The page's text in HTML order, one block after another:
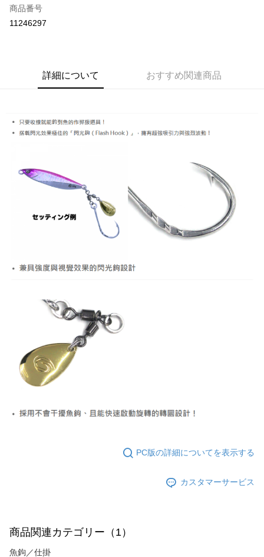
コンビニ店頭代金引換
配送方法
付款後全家取貨
配送毎にNT$60、NT$1,900以上で送料無料
付款後7-11取貨
配送毎にNT$130
商品番号
11246297
詳細について おすすめ関連商品
PC版の詳細についてを表示する
カスタマーサービス
商品関連カテゴリー（1）
魚鉤／仕掛